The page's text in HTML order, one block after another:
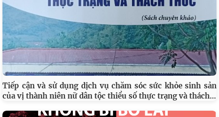
Tiếp cận và sử dụng dịch vụ chăm sóc sức khỏe sinh sản
của vị thành niên nữ dân tộc thiểu số thực trạng và thách…